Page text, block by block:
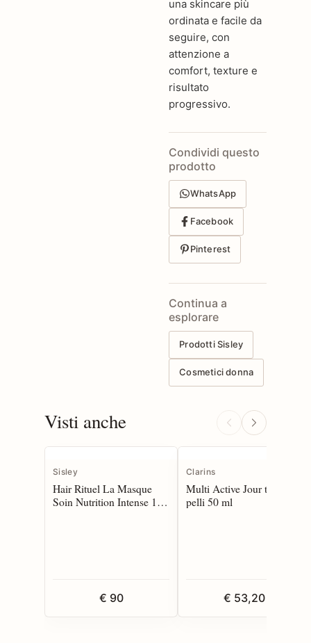
una skincare più
ordinata e facile da
seguire, con
attenzione a
comfort, texture e
risultato
progressivo.
Condividi questo
prodotto
WhatsApp
Facebook
Pinterest
Continua a
esplorare
Prodotti Sisley
Cosmetici donna
Visti anche
Sisley
Hair Rituel La Masque
Soin Nutrition Intense 190
€ 90
Clarins
Multi Active Jour tutte le
pelli 50 ml
€ 53,20